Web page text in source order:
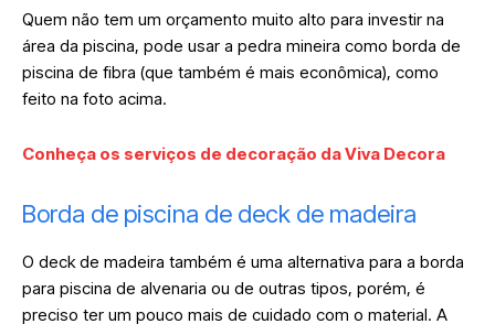
Quem não tem um orçamento muito alto para investir na
área da piscina, pode usar a pedra mineira como borda de
piscina de fibra (que também é mais econômica), como
feito na foto acima.
Conheça os serviços de decoração da Viva Decora
Borda de piscina de deck de madeira
O deck de madeira também é uma alternativa para a borda
para piscina de alvenaria ou de outras tipos, porém, é
preciso ter um pouco mais de cuidado com o material. A